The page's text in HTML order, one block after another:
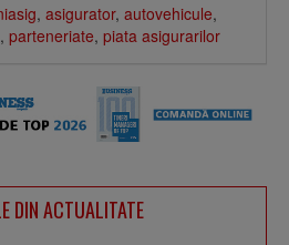
, asigurator, autovehicule,
, parteneriate, piata asigurarilor
DIN ACTUALITATE